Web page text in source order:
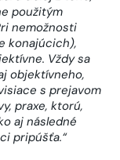
použitým
nemožnosti
konajúcich),
Vždy sa
objektívneho,
s prejavom
praxe, ktorú,
aj následné
pripúšťa.“